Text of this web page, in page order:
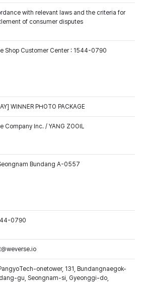
with relevant laws and the criteria for
of consumer disputes
Shop Customer Center : 1544-0790
WINNER PHOTO PACKAGE
Company Inc. / YANG ZOOIL
Bundang A-0557
0790
onetower, 131, Bundangnaegok-
gu, Seongnam-si, Gyeonggi-do,